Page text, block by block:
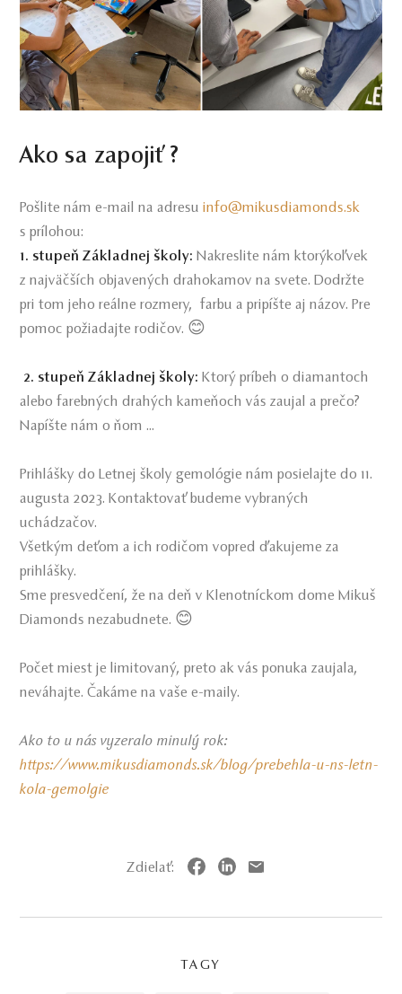
Ako sa zapojiť ?
Pošlite nám e-mail na adresuinfo@mikusdiamonds.sk
s prílohou:
1. stupeň Základnej školy: Nakreslite nám ktorýkoľvek
z najväčších objavených drahokamov na svete. Dodržte
pri tom jeho reálne rozmery, farbu a pripíšte aj názov. Pre
pomoc požiadajte rodičov. 😊
2. stupeň Základnej školy: Ktorý príbeh o diamantoch
alebo farebných drahých kameňoch vás zaujal a prečo?
Napíšte nám o ňom ...
Prihlášky do Letnej školy gemológie nám posielajte do 11.
augusta 2023. Kontaktovať budeme vybraných
uchádzačov.
Všetkým deťom a ich rodičom vopred ďakujeme za
prihlášky.
Sme presvedčení, že na deň v Klenotníckom dome Mikuš
Diamonds nezabudnete. 😊
Počet miest je limitovaný, preto ak vás ponuka zaujala,
neváhajte. Čakáme na vaše e-maily.
Ako to u nás vyzeralo minulý rok:
https://www.mikusdiamonds.sk/blog/prebehla-u-ns-letn-
kola-gemolgie
Zdielať:
TAGY